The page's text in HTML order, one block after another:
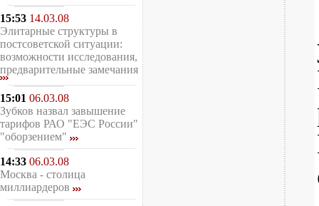
15:53 14.03.08
Элитарные структуры в
постсоветской ситуации:
возможности исследования,
предварительные замечания
15:01 06.03.08
Зубков назвал завышение
тарифов РАО "ЕЭС России"
"оборзением"
14:33 06.03.08
Москва - столица
миллиардеров